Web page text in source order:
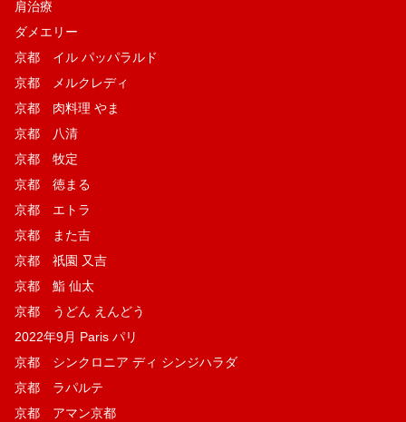
肩治療
ダメエリー
京都 イル パッパラルド
京都 メルクレディ
京都 肉料理 やま
京都 八清
京都 牧定
京都 徳まる
京都 エトラ
京都 また吉
京都 祇園 又吉
京都 鮨 仙太
京都 うどん えんどう
2022年9月 Paris パリ
京都 シンクロニア ディ シンジハラダ
京都 ラパルテ
京都 アマン京都